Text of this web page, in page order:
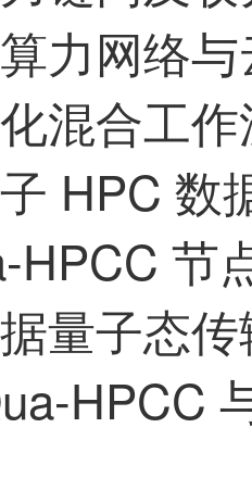
力网络
混合工
HPC
HPCC 节
量子态
HPCC